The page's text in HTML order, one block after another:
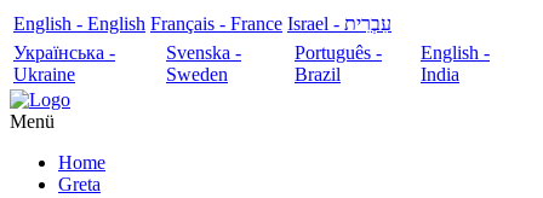
English - English Français - France
עִבְרִית - Israel
Українська -
Ukraine
Svenska -
Sweden
Português -
Brazil
English -
India
Menü
Home
Greta